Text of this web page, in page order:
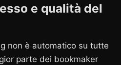
e qualità del
non è automatico su tutte
parte dei bookmaker